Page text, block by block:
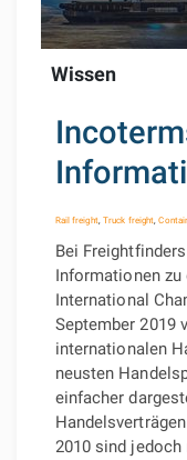
Wissen
Rail freight, Truck freight,
Bei
Informationen zu
International
September 2019
internationalen
neusten
einfacher
2010 sind